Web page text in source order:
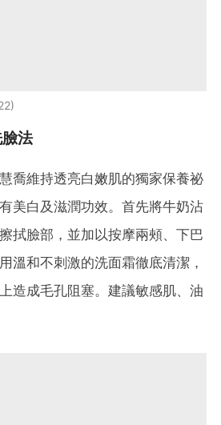
法
喬維持透亮白嫩肌的獨家保養祕
美白及滋潤功效。首先將牛奶沾
拭臉部，並加以按摩兩頰、下巴
溫和不刺激的洗面霜徹底清潔，
造成毛孔阻塞。建議敏感肌、油